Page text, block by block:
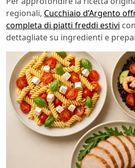
regionali, Cucchiaio d’Argento
completa di piatti freddi estivi
dettagliate su ingredienti e